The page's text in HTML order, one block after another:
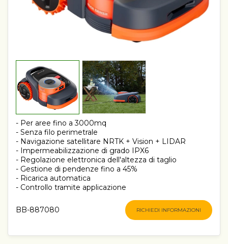
- Per aree fino a 3000mq
- Senza filo perimetrale
- Navigazione satellitare NRTK + Vision + LIDAR
- Impermeabilizzazione di grado IPX6
- Regolazione elettronica dell'altezza di taglio
- Gestione di pendenze fino a 45%
- Ricarica automatica
- Controllo tramite applicazione
BB-887080 RICHIEDI INFORMAZIONI